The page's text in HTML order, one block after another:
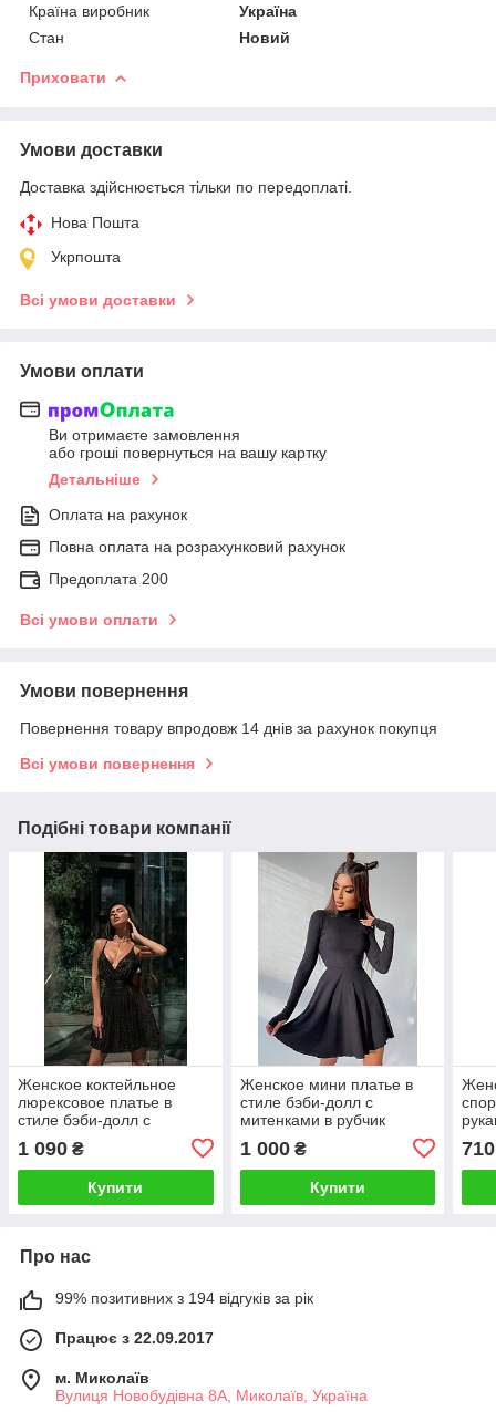
Країна виробник
Україна
Стан
Новий
Приховати
Умови доставки
Доставка здійснюється тільки по передоплаті.
Нова Пошта
Укрпошта
Всі умови доставки
Умови оплати
Ви отримаєте замовлення
або гроші повернуться на вашу картку
Детальніше
Оплата на рахунок
Повна оплата на розрахунковий рахунок
Предоплата 200
Всі умови оплати
Умови повернення
Повернення товару впродовж 14 днів за рахунок покупця
Всі умови повернення
Подібні товари компанії
Женское коктейльное
люрексовое платье в
стиле бэби-долл с
рукава
1 090 ₴
Купити
Женское мини платье в
стиле бэби-долл с
митенками в рубчик
1 000₴
Купити
710
Про нас
99% позитивних з 194 відгуків за рік
Працює з 22.09.2017
м. Миколаїв
Вулиця Новобудівна 8А, Миколаїв, Україна